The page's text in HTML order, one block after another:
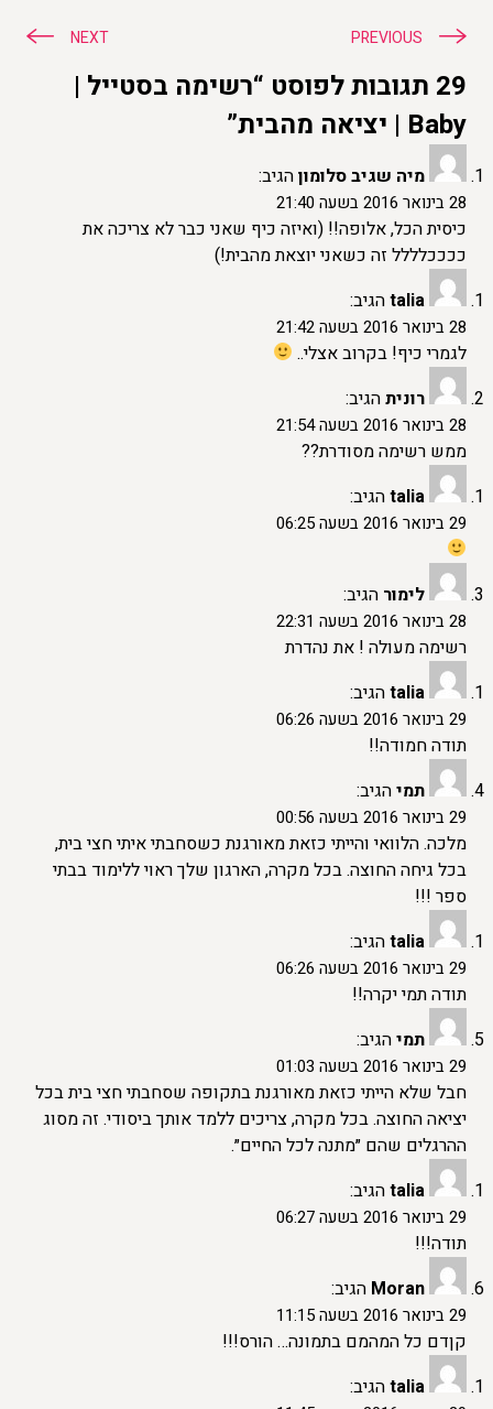
ניווטPREVIOUS
NEXT
29 תגובות לפוסט “רשימה בסטייל |
Baby | יציאה מהבית”
מיה שגיב סלומוןהגיב:
28 בינואר 2016 בשעה 21:40
כיסית הכל, אלופה!! (ואיזה כיף שאני כבר לא צריכה את
ככככלללל זה כשאני יוצאת מהבית!)
taliaהגיב:
28 בינואר 2016 בשעה 21:42
לגמרי כיף! בקרוב אצלי..
רוניתהגיב:
28 בינואר 2016 בשעה 21:54
ממש רשימה מסודרת??
taliaהגיב:
29 בינואר 2016 בשעה 06:25
לימור הגיב:
28 בינואר 2016 בשעה 22:31
רשימה מעולה ! את נהדרת
taliaהגיב:
29 בינואר 2016 בשעה 06:26
תודה חמודה!!
תמיהגיב:
29 בינואר 2016 בשעה 00:56
מלכה. הלוואי והייתי כזאת מאורגנת כשסחבתי איתי חצי בית,
בכל גיחה החוצה. בכל מקרה, הארגון שלך ראוי ללימוד בבתי
ספר !!!
taliaהגיב:
29 בינואר 2016 בשעה 06:26
תודה תמי יקרה!!
תמיהגיב:
29 בינואר 2016 בשעה 01:03
חבל שלא הייתי כזאת מאורגנת בתקופה שסחבתי חצי בית בכל
יציאה החוצה. בכל מקרה, צריכים ללמד אותך ביסודי. זה מסוג
ההרגלים שהם ״מתנה לכל החיים״.
taliaהגיב:
29 בינואר 2016 בשעה 06:27
תודה!!!
Moran הגיב:
29 בינואר 2016 בשעה 11:15
קןדם כל המהמם בתמונה… הורס!!!
taliaהגיב: